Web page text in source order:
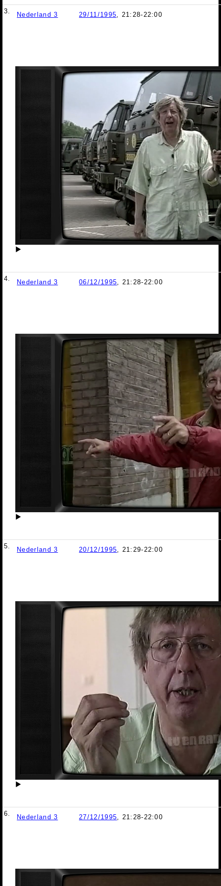
3. Nederland 3 29/11/1995 , 21:28-22:00
▶
4. Nederland 3 06/12/1995 , 21:28-22:00
▶
5. Nederland 3 20/12/1995 , 21:29-22:00
▶
6. Nederland 3 27/12/1995 , 21:28-22:00